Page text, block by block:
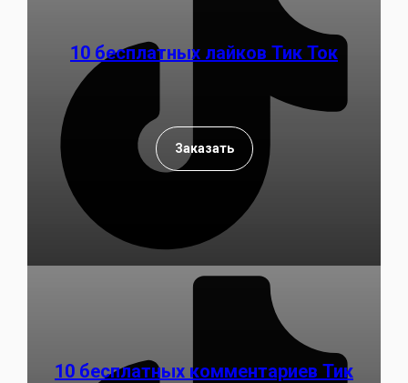
10 бесплатных лайков Тик Ток
Заказать
10 бесплатных комментариев Тик